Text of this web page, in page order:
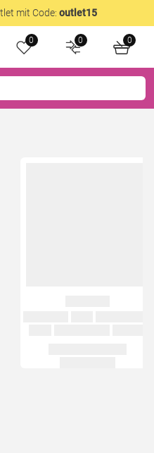
mit Code: outlet15
0 0 0